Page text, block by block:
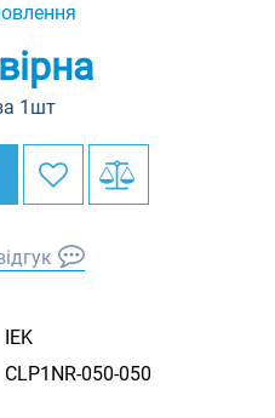
1шт
IEK
CLP1NR-050-050